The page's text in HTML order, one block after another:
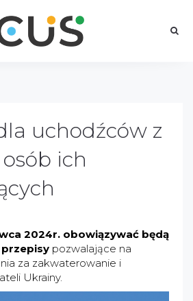
uchodźców z
ich
2024r. obowiązywać będą
pozwalające na
za zakwaterowanie i
Ukrainy.